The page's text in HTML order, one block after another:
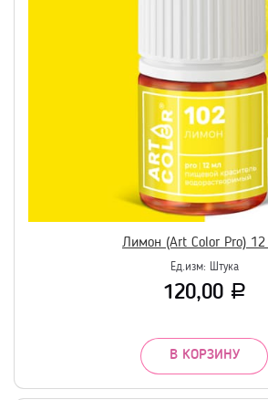
Лимон (Art Color Pro)
Ед.изм: Штука
120,00 Р
В КОРЗИНУ